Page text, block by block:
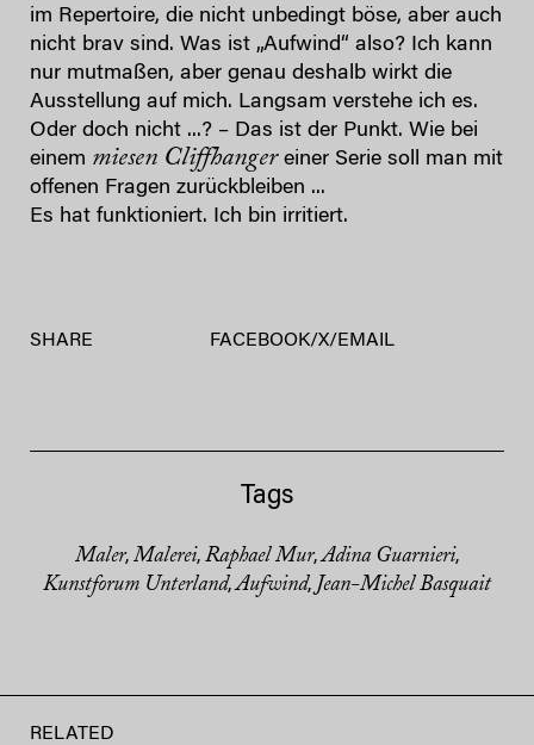
im Repertoire, die nicht unbedingt böse, aber auch
nicht brav sind. Was ist „Aufwind“ also? Ich kann
nur mutmaßen, aber genau deshalb wirkt die
Ausstellung auf mich. Langsam verstehe ich es.
Oder doch nicht ...? – Das ist der Punkt. Wie bei
einem miesen Cliffhangereiner Serie soll man mit
offenen Fragen zurückbleiben ...
Es hat funktioniert. Ich bin irritiert.
SHARE FACEBOOK/X/ EMAIL
Tags
Maler, Malerei, Raphael Mur,Adina Guarnieri,
Kunstforum Unterland,Aufwind, Jean-Michel Basquait
RELATED